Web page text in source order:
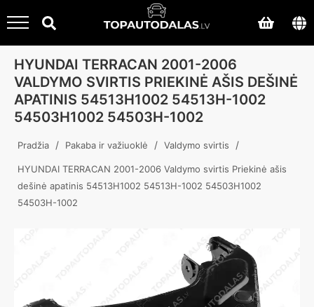
HYUNDAI TERRACAN 2001-2006
VALDYMO SVIRTIS PRIEKINĖ AŠIS DEŠINĖ
APATINIS 54513H1002 54513H-1002
54503H1002 54503H-1002
Pradžia / Pakaba ir važiuoklė / Valdymo svirtis /
HYUNDAI TERRACAN 2001-2006 Valdymo svirtis Priekinė ašis
dešinė apatinis 54513H1002 54513H-1002 54503H1002
54503H-1002